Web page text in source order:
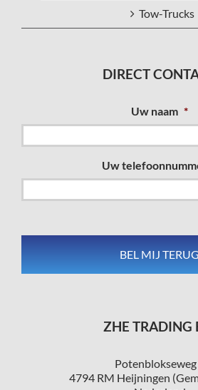
Tow-Trucks
DIRECT
Uw naam *
Uw
ZHE TRADING
Potenblokseweg
4794 RM Heijningen